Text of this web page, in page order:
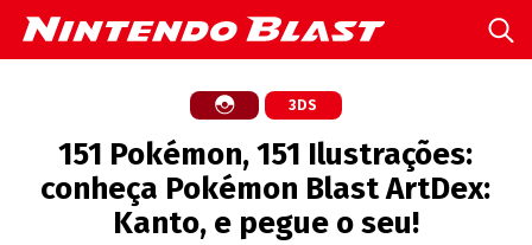
3DS
151 Pokémon, 151 Ilustrações:
conheça Pokémon Blast ArtDex:
Kanto, e pegue o seu!